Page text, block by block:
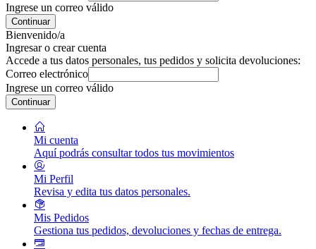
Ingrese un correo válido
Continuar
Bienvenido/a
Ingresar o crear cuenta
Accede a tus datos personales, tus pedidos y solicita devoluciones:
Correo electrónico
Ingrese un correo válido
Continuar
Mi cuenta
Aquí podrás consultar todos tus movimientos
Mi Perfil
Revisa y edita tus datos personales.
Mis Pedidos
Gestiona tus pedidos, devoluciones y fechas de entrega.